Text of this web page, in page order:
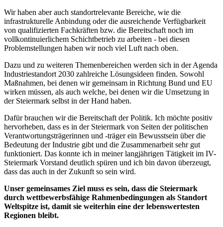
Wir haben aber auch standortrelevante Bereiche, wie die
infrastrukturelle Anbindung oder die ausreichende Verfügbarkeit
von qualifizierten Fachkräften bzw. die Bereitschaft noch im
vollkontinuierlichem Schichtbetrieb zu arbeiten - bei diesen
Problemstellungen haben wir noch viel Luft nach oben.
Dazu und zu weiteren Themenbereichen werden sich in der Agenda
Industriestandort 2030 zahlreiche Lösungsideen finden. Sowohl
Maßnahmen, bei denen wir gemeinsam in Richtung Bund und EU
wirken müssen, als auch welche, bei denen wir die Umsetzung in
der Steiermark selbst in der Hand haben.
Dafür brauchen wir die Bereitschaft der Politik. Ich möchte positiv
hervorheben, dass es in der Steiermark von Seiten der politischen
Verantwortungsträgerinnen und -träger ein Bewusstsein über die
Bedeutung der Industrie gibt und die Zusammenarbeit sehr gut
funktioniert. Das konnte ich in meiner langjährigen Tätigkeit im IV-
Steiermark Vorstand deutlich spüren und ich bin davon überzeugt,
dass das auch in der Zukunft so sein wird.
Unser gemeinsames Ziel muss es sein, dass die Steiermark
durch wettbewerbsfähige Rahmenbedingungen als Standort
Weltspitze ist, damit sie weiterhin eine der lebenswertesten
Regionen bleibt.